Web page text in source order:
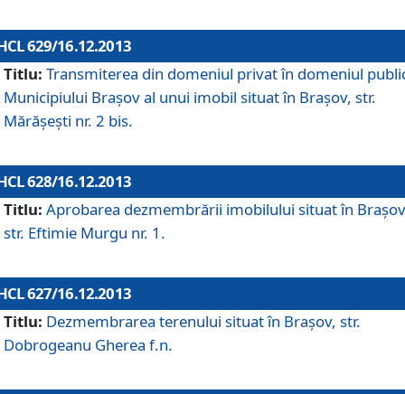
629/16.12.2013
Titlu: Transmiterea din domeniul privat în domeniul
Municipiului Braşov al unui imobil situat în Braşov, str.
Mărăşeşti nr. 2 bis.
628/16.12.2013
Titlu: Aprobarea dezmembrării imobilului situat în
str. Eftimie Murgu nr. 1.
627/16.12.2013
Titlu: Dezmembrarea terenului situat în Braşov, str.
Dobrogeanu Gherea f.n.